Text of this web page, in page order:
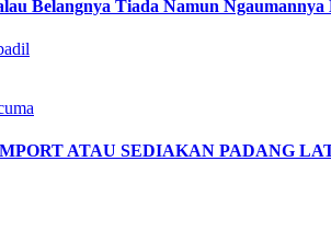
Belangnya Tiada Namun Ngaumannya
ATAU SEDIAKAN PADANG